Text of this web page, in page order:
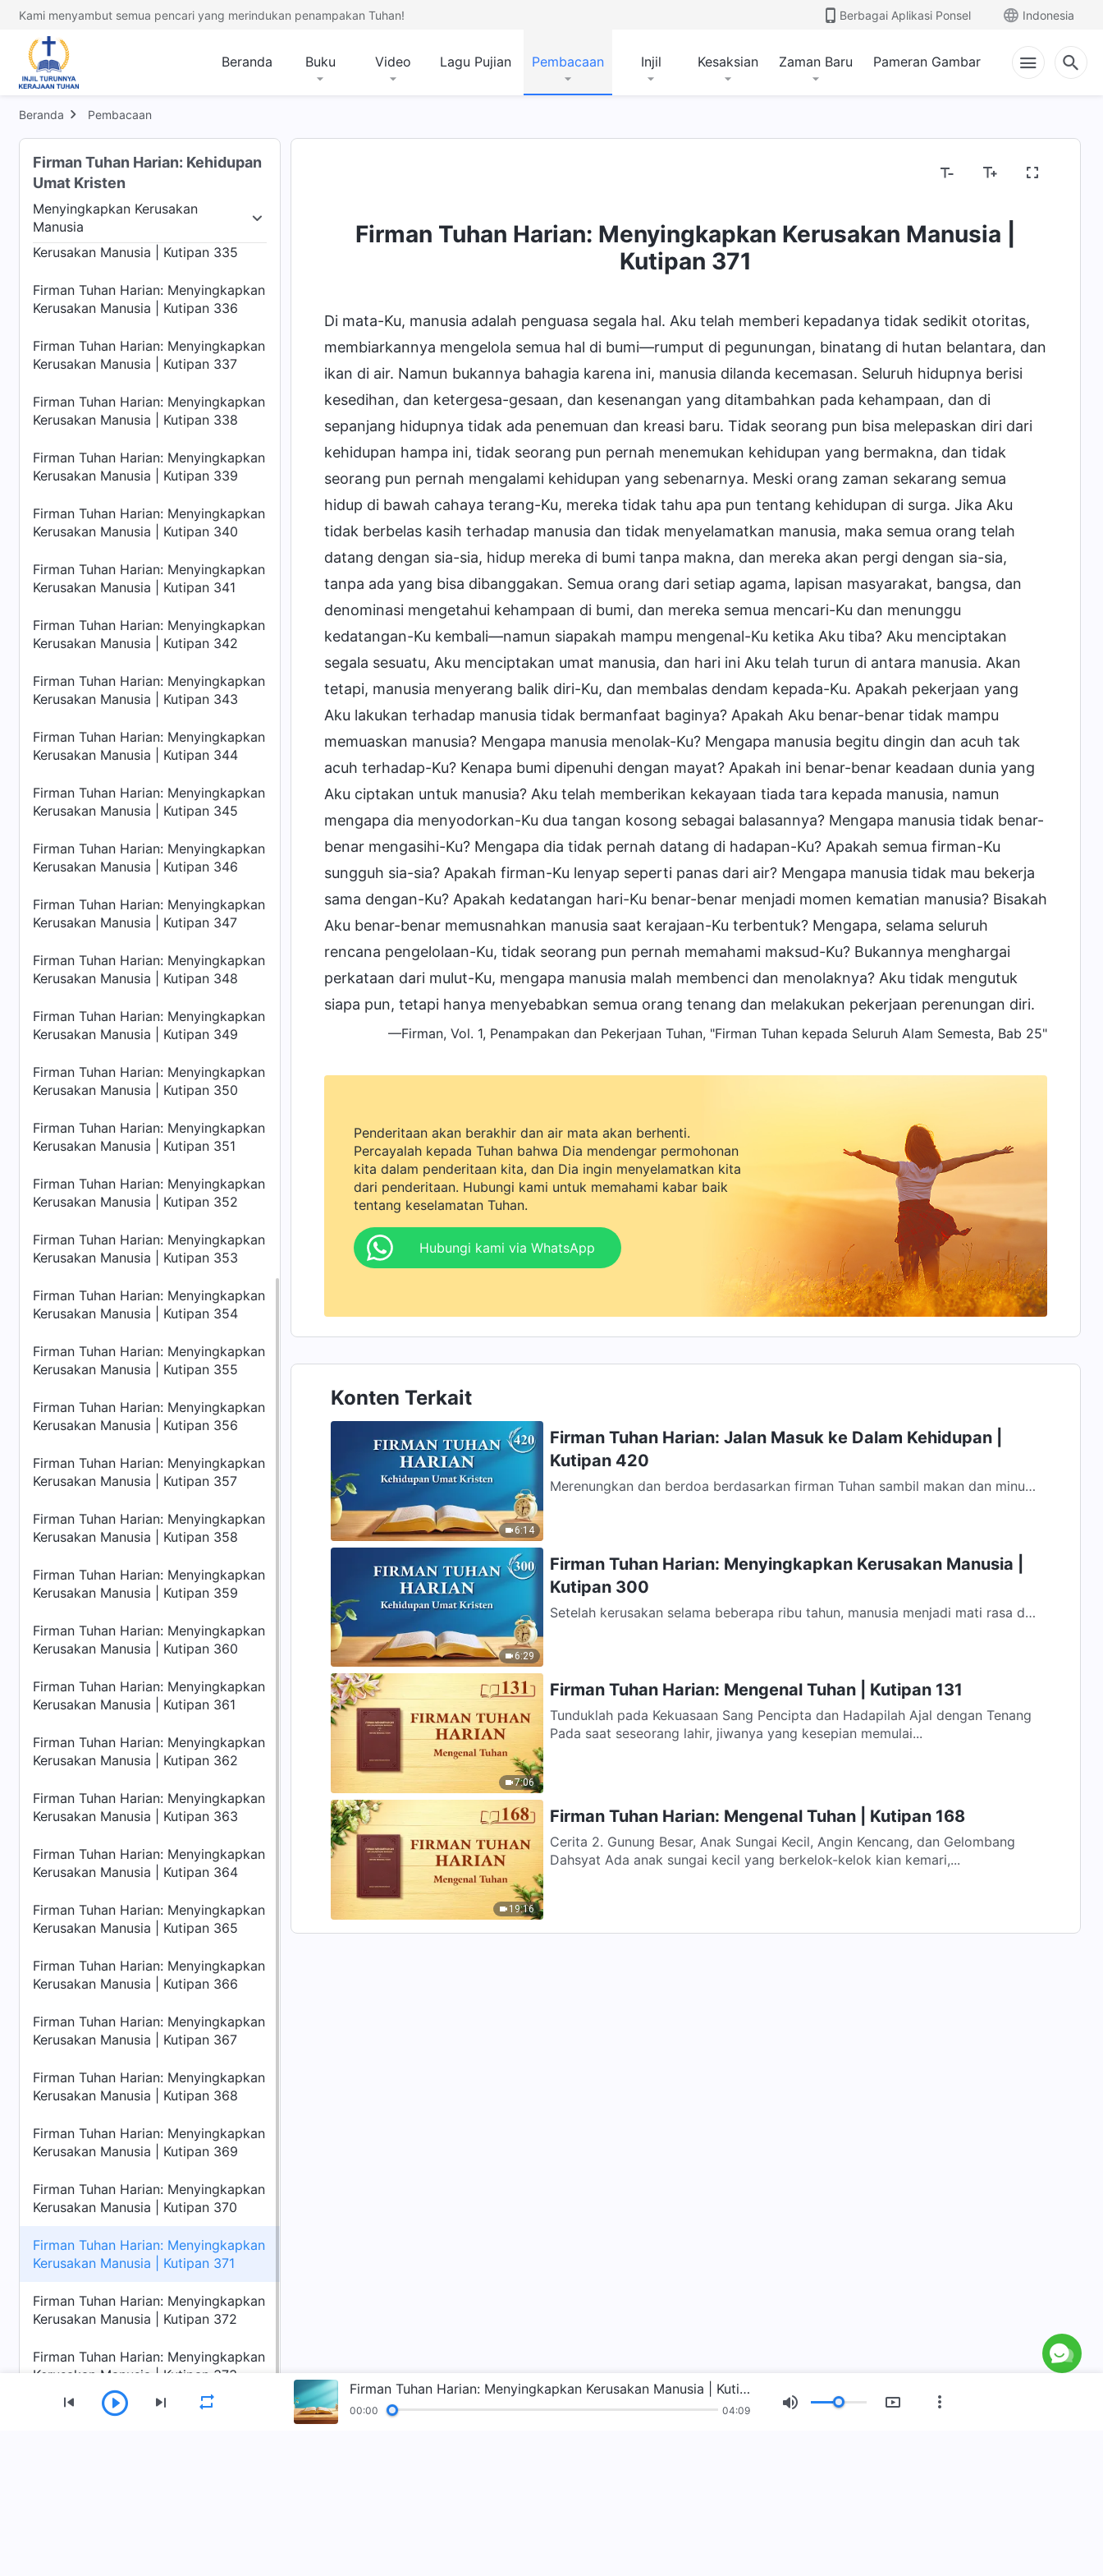
Kami menyambut semua pencari yang merindukan penampakan Tuhan! Berbagai Aplikasi Ponsel Indonesia
Beranda Buku Video Lagu Pujian Pembacaan Injil Kesaksian Zaman Baru Pameran Gambar
Beranda Pembacaan
Firman Tuhan Harian: Kehidupan
Umat Kristen
Menyingkapkan Kerusakan
Manusia
Menyingkapkan Kerusakan Manusia Jalan Masuk ke Dalam Kehidupan Tempat Tujuan dan Kesudahan
Firman Tuhan Harian: Menyingkapkan
Firman Tuhan Harian: Menyingkapkan
Kerusakan Manusia | Kutipan 332
Firman Tuhan Harian: Menyingkapkan
Kerusakan Manusia | Kutipan 333
Firman Tuhan Harian: Menyingkapkan
Firman Tuhan Harian: Menyingkapkan
Kerusakan Manusia | Kutipan 335
Firman Tuhan Harian: Menyingkapkan
Kerusakan Manusia | Kutipan 336
Firman Tuhan Harian: Menyingkapkan
Kerusakan Manusia | Kutipan 337
Firman Tuhan Harian: Menyingkapkan
Kerusakan Manusia | Kutipan 338
Firman Tuhan Harian: Menyingkapkan
Kerusakan Manusia | Kutipan 339
Firman Tuhan Harian: Menyingkapkan
Kerusakan Manusia | Kutipan 340
Firman Tuhan Harian: Menyingkapkan
Kerusakan Manusia | Kutipan 341
Firman Tuhan Harian: Menyingkapkan
Kerusakan Manusia | Kutipan 342
Firman Tuhan Harian: Menyingkapkan
Kerusakan Manusia | Kutipan 343
Firman Tuhan Harian: Menyingkapkan
Kerusakan Manusia | Kutipan 344
Firman Tuhan Harian: Menyingkapkan
Kerusakan Manusia | Kutipan 345
Firman Tuhan Harian: Menyingkapkan
Kerusakan Manusia | Kutipan 346
Firman Tuhan Harian: Menyingkapkan
Kerusakan Manusia | Kutipan 347
Firman Tuhan Harian: Menyingkapkan
Kerusakan Manusia | Kutipan 348
Firman Tuhan Harian: Menyingkapkan
Kerusakan Manusia | Kutipan 349
Firman Tuhan Harian: Menyingkapkan
Kerusakan Manusia | Kutipan 350
Firman Tuhan Harian: Menyingkapkan
Kerusakan Manusia | Kutipan 351
Firman Tuhan Harian: Menyingkapkan
Kerusakan Manusia | Kutipan 352
Firman Tuhan Harian: Menyingkapkan
Kerusakan Manusia | Kutipan 353
Firman Tuhan Harian: Menyingkapkan
Kerusakan Manusia | Kutipan 354
Firman Tuhan Harian: Menyingkapkan
Kerusakan Manusia | Kutipan 355
Firman Tuhan Harian: Menyingkapkan
Kerusakan Manusia | Kutipan 356
Firman Tuhan Harian: Menyingkapkan
Kerusakan Manusia | Kutipan 357
Firman Tuhan Harian: Menyingkapkan
Kerusakan Manusia | Kutipan 358
Firman Tuhan Harian: Menyingkapkan
Kerusakan Manusia | Kutipan 359
Firman Tuhan Harian: Menyingkapkan
Kerusakan Manusia | Kutipan 360
Firman Tuhan Harian: Menyingkapkan
Kerusakan Manusia | Kutipan 361
Firman Tuhan Harian: Menyingkapkan
Kerusakan Manusia | Kutipan 362
Firman Tuhan Harian: Menyingkapkan
Kerusakan Manusia | Kutipan 363
Firman Tuhan Harian: Menyingkapkan
Kerusakan Manusia | Kutipan 364
Firman Tuhan Harian: Menyingkapkan
Kerusakan Manusia | Kutipan 365
Firman Tuhan Harian: Menyingkapkan
Kerusakan Manusia | Kutipan 366
Firman Tuhan Harian: Menyingkapkan
Kerusakan Manusia | Kutipan 367
Firman Tuhan Harian: Menyingkapkan
Kerusakan Manusia | Kutipan 368
Firman Tuhan Harian: Menyingkapkan
Kerusakan Manusia | Kutipan 369
Firman Tuhan Harian: Menyingkapkan
Kerusakan Manusia | Kutipan 370
Firman Tuhan Harian: Menyingkapkan
Kerusakan Manusia | Kutipan 371
Firman Tuhan Harian: Menyingkapkan
Kerusakan Manusia | Kutipan 372
Firman Tuhan Harian: Menyingkapkan
Kerusakan Manusia | Kutipan 373
Firman Tuhan Harian: Menyingkapkan Kerusakan Manusia |
Kutipan 371
Di mata-Ku, manusia adalah penguasa segala hal. Aku telah memberi kepadanya tidak sedikit otoritas,
membiarkannya mengelola semua hal di bumi—rumput di pegunungan, binatang di hutan belantara, dan
ikan di air. Namun bukannya bahagia karena ini, manusia dilanda kecemasan. Seluruh hidupnya berisi
kesedihan, dan ketergesa-gesaan, dan kesenangan yang ditambahkan pada kehampaan, dan di
sepanjang hidupnya tidak ada penemuan dan kreasi baru. Tidak seorang pun bisa melepaskan diri dari
kehidupan hampa ini, tidak seorang pun pernah menemukan kehidupan yang bermakna, dan tidak
seorang pun pernah mengalami kehidupan yang sebenarnya. Meski orang zaman sekarang semua
hidup di bawah cahaya terang-Ku, mereka tidak tahu apa pun tentang kehidupan di surga. Jika Aku
tidak berbelas kasih terhadap manusia dan tidak menyelamatkan manusia, maka semua orang telah
datang dengan sia-sia, hidup mereka di bumi tanpa makna, dan mereka akan pergi dengan sia-sia,
tanpa ada yang bisa dibanggakan. Semua orang dari setiap agama, lapisan masyarakat, bangsa, dan
denominasi mengetahui kehampaan di bumi, dan mereka semua mencari-Ku dan menunggu
kedatangan-Ku kembali—namun siapakah mampu mengenal-Ku ketika Aku tiba? Aku menciptakan
segala sesuatu, Aku menciptakan umat manusia, dan hari ini Aku telah turun di antara manusia. Akan
tetapi, manusia menyerang balik diri-Ku, dan membalas dendam kepada-Ku. Apakah pekerjaan yang
Aku lakukan terhadap manusia tidak bermanfaat baginya? Apakah Aku benar-benar tidak mampu
memuaskan manusia? Mengapa manusia menolak-Ku? Mengapa manusia begitu dingin dan acuh tak
acuh terhadap-Ku? Kenapa bumi dipenuhi dengan mayat? Apakah ini benar-benar keadaan dunia yang
Aku ciptakan untuk manusia? Aku telah memberikan kekayaan tiada tara kepada manusia, namun
mengapa dia menyodorkan-Ku dua tangan kosong sebagai balasannya? Mengapa manusia tidak benar-
benar mengasihi-Ku? Mengapa dia tidak pernah datang di hadapan-Ku? Apakah semua firman-Ku
sungguh sia-sia? Apakah firman-Ku lenyap seperti panas dari air? Mengapa manusia tidak mau bekerja
sama dengan-Ku? Apakah kedatangan hari-Ku benar-benar menjadi momen kematian manusia? Bisakah
Aku benar-benar memusnahkan manusia saat kerajaan-Ku terbentuk? Mengapa, selama seluruh
rencana pengelolaan-Ku, tidak seorang pun pernah memahami maksud-Ku? Bukannya menghargai
perkataan dari mulut-Ku, mengapa manusia malah membenci dan menolaknya? Aku tidak mengutuk
siapa pun, tetapi hanya menyebabkan semua orang tenang dan melakukan pekerjaan perenungan diri.
—Firman, Vol. 1, Penampakan dan Pekerjaan Tuhan, "Firman Tuhan kepada Seluruh Alam Semesta, Bab 25"
Penderitaan akan berakhir dan air mata akan berhenti.
Percayalah kepada Tuhan bahwa Dia mendengar permohonan
kita dalam penderitaan kita, dan Dia ingin menyelamatkan kita
dari penderitaan. Hubungi kami untuk memahami kabar baik
tentang keselamatan Tuhan.
Hubungi kami via WhatsApp
Konten Terkait
6:14
Firman Tuhan Harian: Jalan Masuk ke Dalam Kehidupan |
Kutipan 420
Merenungkan dan berdoa berdasarkan firman Tuhan sambil makan dan minum
6:29
Firman Tuhan Harian: Menyingkapkan Kerusakan Manusia |
Kutipan 300
Setelah kerusakan selama beberapa ribu tahun, manusia menjadi mati rasa dan
7:06
Firman Tuhan Harian: Mengenal Tuhan | Kutipan 131
Tunduklah pada Kekuasaan Sang Pencipta dan Hadapilah Ajal dengan Tenang
Pada saat seseorang lahir, jiwanya yang kesepian memulai...
19:16
Firman Tuhan Harian: Mengenal Tuhan | Kutipan 168
Cerita 2. Gunung Besar, Anak Sungai Kecil, Angin Kencang, dan Gelombang
Dahsyat Ada anak sungai kecil yang berkelok-kelok kian kemari,...
Firman Tuhan Harian: Menyingkapkan Kerusakan Manusia | Kutipan 371
00:00 04:09